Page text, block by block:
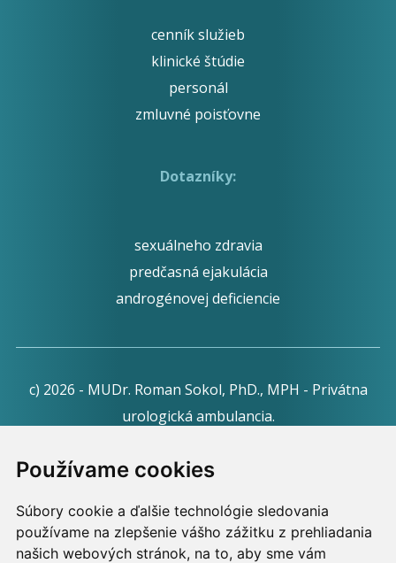
Používame cookies
Súbory cookie a ďalšie technológie sledovania
používame na zlepšenie vášho zážitku z prehliadania
našich webových stránok, na to, aby sme vám
cenník služieb
klinické štúdie
personál
zmluvné poisťovne
Dotazníky:
sexuálneho zdravia
predčasná ejakulácia
androgénovej deficiencie
c) 2026 - MUDr. Roman Sokol, PhD., MPH - Privátna
urologická ambulancia.
podmienkach prevádzkovateľa.
Používame cookies -nastavenie cookies.